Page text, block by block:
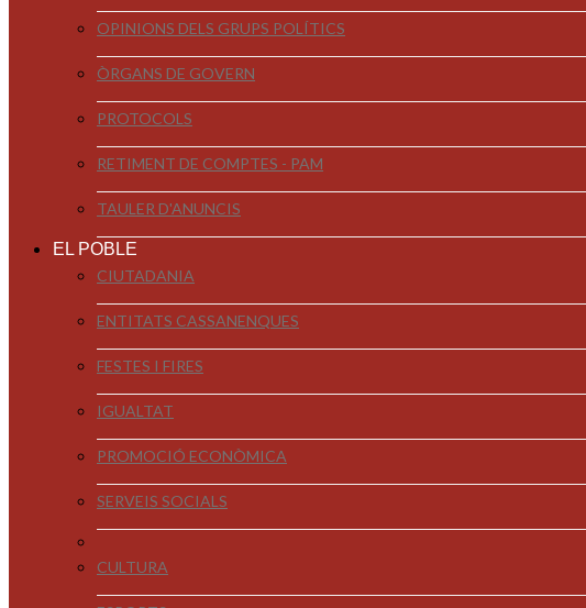
OPINIONS DELS GRUPS POLÍTICS
ÒRGANS DE GOVERN
PROTOCOLS
RETIMENT DE COMPTES - PAM
TAULER D'ANUNCIS
EL POBLE
CIUTADANIA
ENTITATS CASSANENQUES
FESTES I FIRES
IGUALTAT
PROMOCIÓ ECONÒMICA
SERVEIS SOCIALS
CULTURA